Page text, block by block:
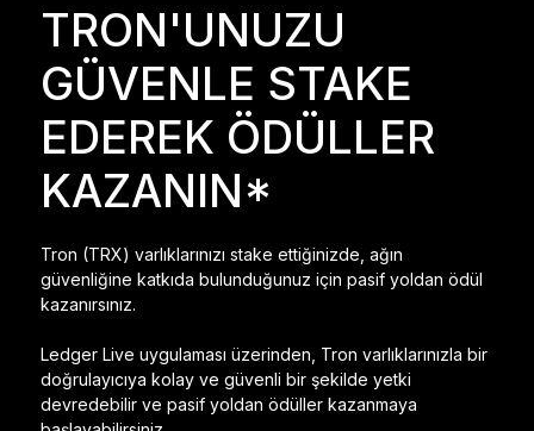
Ledger Nano
Gen5
Sizin kadar benzersiz
YENI RENKLER
Güvenilir yedekleme koruması
Donanım Cüzdanlar
TRON'UNUZU
GÜVENLE STAKE
EDEREK ÖDÜLLER
KAZANIN*
Tron (TRX) varlıklarınızı stake ettiğinizde, ağın
güvenliğine katkıda bulunduğunuz için pasif yoldan ödül
kazanırsınız.
Ledger Live uygulaması üzerinden, Tron varlıklarınızla bir
doğrulayıcıya kolay ve güvenli bir şekilde yetki
devredebilir ve pasif yoldan ödüller kazanmaya